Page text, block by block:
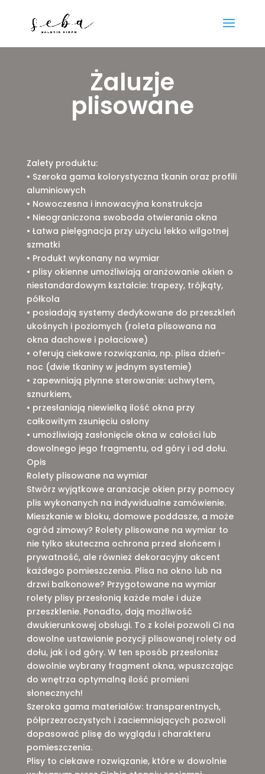
Żaluzje
plisowane
Zalety produktu:
• Szeroka gama kolorystyczna tkanin oraz profili
aluminiowych
• Nowoczesna i innowacyjna konstrukcja
• Nieograniczona swoboda otwierania okna
• Łatwa pielęgnacja przy użyciu lekko wilgotnej
szmatki
• Produkt wykonany na wymiar
• plisy okienne umożliwiają aranżowanie okien o
niestandardowym kształcie: trapezy, trójkąty,
półkola
• posiadają systemy dedykowane do przeszkleń
ukośnych i poziomych (roleta plisowana na
okna dachowe i połaciowe)
• oferują ciekawe rozwiązania, np. plisa dzień-
noc (dwie tkaniny w jednym systemie)
• zapewniają płynne sterowanie: uchwytem,
sznurkiem,
• przesłaniają niewielką ilość okna przy
całkowitym zsunięciu osłony
• umożliwiają zasłonięcie okna w całości lub
dowolnego jego fragmentu, od góry i od dołu.
Opis
​​Rolety plisowane na wymiar
Stwórz wyjątkowe aranżacje okien przy pomocy
plis wykonanych na indywidualne zamówienie.
Mieszkanie w bloku, domowe poddasze, a może
ogród zimowy? Rolety plisowane na wymiar to
nie tylko skuteczna ochrona przed słońcem i
prywatność, ale również dekoracyjny akcent
każdego pomieszczenia. Plisa na okno lub na
drzwi balkonowe? Przygotowane na wymiar
rolety plisy przesłonią każde małe i duże
przeszklenie. Ponadto, dają możliwość
dwukierunkowej obsługi. To z kolei pozwoli Ci na
dowolne ustawianie pozycji plisowanej rolety od
dołu, jak i od góry. W ten sposób przesłonisz
dowolnie wybrany fragment okna, wpuszczając
do wnętrza optymalną ilość promieni
słonecznych!
Szeroka gama materiałów: transparentnych,
półprzezroczystych i zaciemniających pozwoli
dopasować plisę do wyglądu i charakteru
pomieszczenia.
Plisy to ciekawe rozwiązanie, które w dowolnie